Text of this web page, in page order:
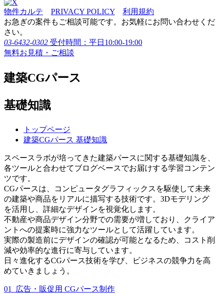
物件カルテ PRIVACY POLICY
利用規約
お急ぎの案件もご相談可能です。お気軽にお問い合わせくだ
さい。
03-6432-0302 受付時間：平日10:00-19:00
無料お見積・ご相談
建築CGパース
基礎知識
トップページ
建築CGパース 基礎知識
スペースラボが培ってきた建築パースに関する基礎知識を、
各ツールと合わせてブログベースでお届けする学習コンテン
ツです。
CGパースは、コンピュータグラフィックスを駆使して未来
の建築や商品をリアルに描写する技術です。3Dモデリング
を活用し、詳細なデザインを視覚化します。
不動産や商品デザイン分野での需要が増しており、クライア
ントへの提案時に強力なツールとして活躍しています。
実際の製造前にデザインの確認が可能となるため、コスト削
減や効率的な進行に寄与しています。
日々進化するCGパース技術を学び、ビジネスの競争力を高
めていきましょう。
01_広告・販促用 CGパース制作